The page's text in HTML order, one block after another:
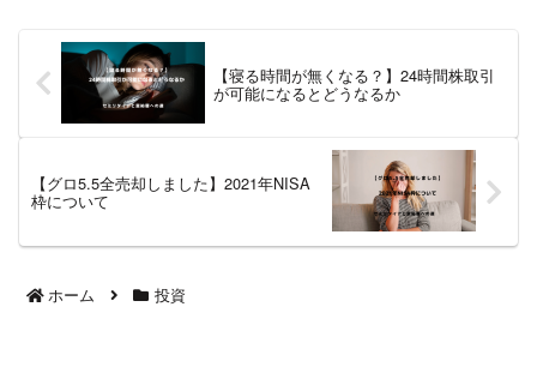
高)。しかし、その後円安傾向が
続き、7月に入...
【寝る時間が無くなる？】24時間株取引
が可能になるとどうなるか
【グロ5.5全売却しました】2021年NISA
枠について
ホーム 投資